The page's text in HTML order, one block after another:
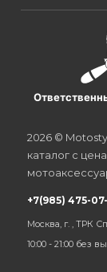
2026 ©
каталог с
+7(985) 475-
Москва, г. , ТРК
10:00 - 21:00 без